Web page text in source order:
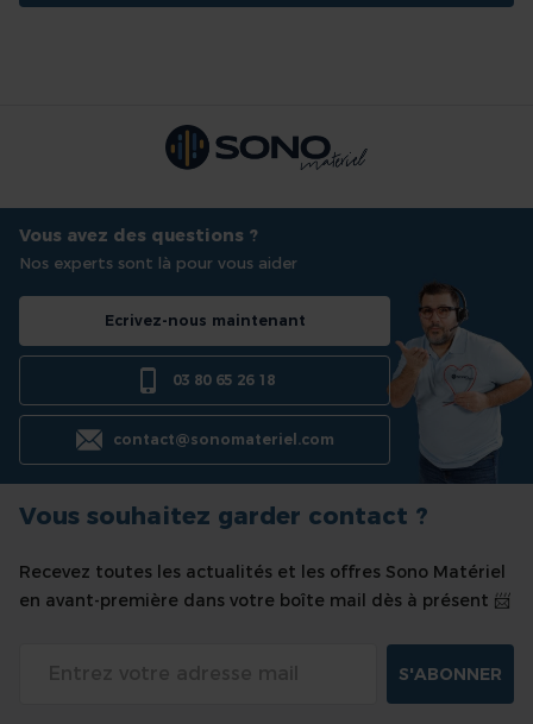
Vous avez des questions ?
Nos experts sont là pour vous aider
Ecrivez-nous maintenant
03 80 65 26 18
contact@sonomateriel.com
Vous souhaitez garder contact ?
Recevez toutes les actualités et les offres Sono Matériel
en avant-première dans votre boîte mail dès à présent 📨
S'ABONNER